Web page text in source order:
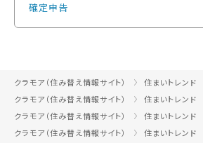
確定申告
クラモア（住み替え情報サイト） 住まいトレンド
クラモア（住み替え情報サイト）
住まいトレンド
クラモア（住み替え情報サイト）
住まいトレンド
クラモア（住み替え情報サイト）
住まいトレンド